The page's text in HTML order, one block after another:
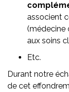
associent
(médecine
aux soins
Etc.
Durant notre
de cet